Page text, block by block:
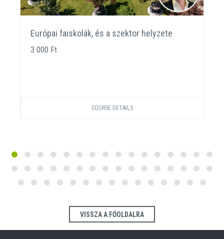
Európai faiskolák, és a szektor helyzete
3 000 Ft
COURSE DETAILS
VISSZA A FŐOLDALRA